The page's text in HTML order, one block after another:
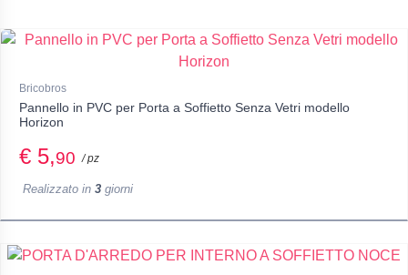
Bricobros
Pannello in PVC per Porta a Soffietto Senza Vetri modello
Horizon
€ 5,90 / pz
Realizzato in 3 giorni